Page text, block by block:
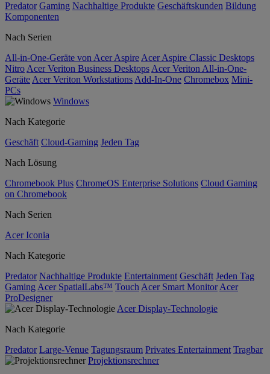
Predator Gaming Nachhaltige Produkte Geschäftskunden Bildung
Komponenten
Nach Serien
All-in-One-Geräte von Acer Aspire Acer Aspire Classic Desktops
Nitro Acer Veriton Business Desktops Acer Veriton All-in-One-
Geräte Acer Veriton Workstations Add-In-One Chromebox Mini-
PCs
Windows
Nach Kategorie
Geschäft Cloud-Gaming Jeden Tag
Nach Lösung
Chromebook Plus ChromeOS Enterprise Solutions Cloud Gaming
on Chromebook
Nach Serien
Acer Iconia
Nach Kategorie
Predator Nachhaltige Produkte Entertainment Geschäft Jeden Tag
Gaming Acer SpatialLabs™ Touch Acer Smart Monitor Acer
ProDesigner
Acer Display-Technologie
Nach Kategorie
Predator Large-Venue Tagungsraum Privates Entertainment Tragbar
Projektionsrechner